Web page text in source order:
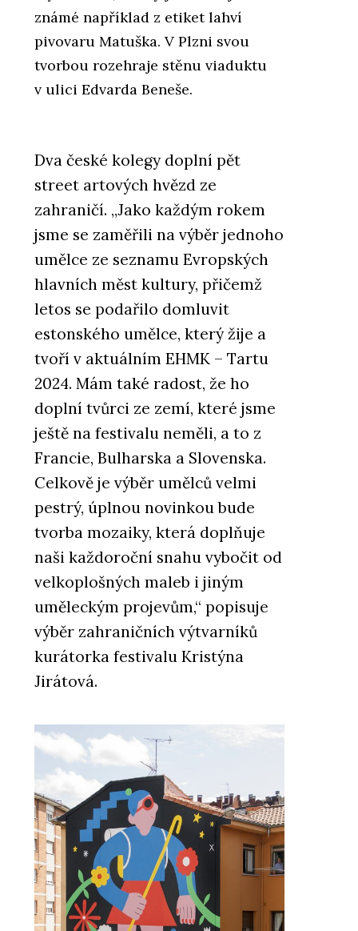
známé například z etiket lahví
pivovaru Matuška. V Plzni svou
tvorbou rozehraje stěnu viaduktu
v ulici Edvarda Beneše.
Dva české kolegy doplní pět
street artových hvězd ze
zahraničí. „Jako každým rokem
jsme se zaměřili na výběr jednoho
umělce ze seznamu Evropských
hlavních měst kultury, přičemž
letos se podařilo domluvit
estonského umělce, který žije a
tvoří v aktuálním EHMK – Tartu
2024. Mám také radost, že ho
doplní tvůrci ze zemí, které jsme
ještě na festivalu neměli, a to z
Francie, Bulharska a Slovenska.
Celkově je výběr umělců velmi
pestrý, úplnou novinkou bude
tvorba mozaiky, která doplňuje
naši každoroční snahu vybočit od
velkoplošných maleb i jiným
uměleckým projevům,“ popisuje
výběr zahraničních výtvarníků
kurátorka festivalu Kristýna
Jirátová.